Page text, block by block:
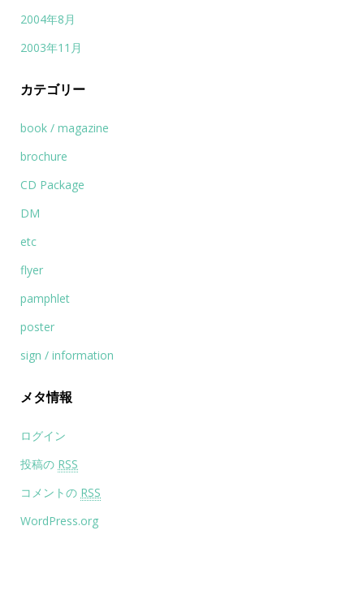
2004年8月
2003年11月
カテゴリー
book / magazine
brochure
CD Package
DM
etc
flyer
pamphlet
poster
sign / information
メタ情報
ログイン
投稿の RSS
コメントの RSS
WordPress.org